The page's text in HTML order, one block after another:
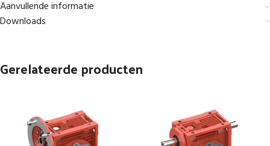
Aanvullende informatie
Downloads
Gerelateerde producten